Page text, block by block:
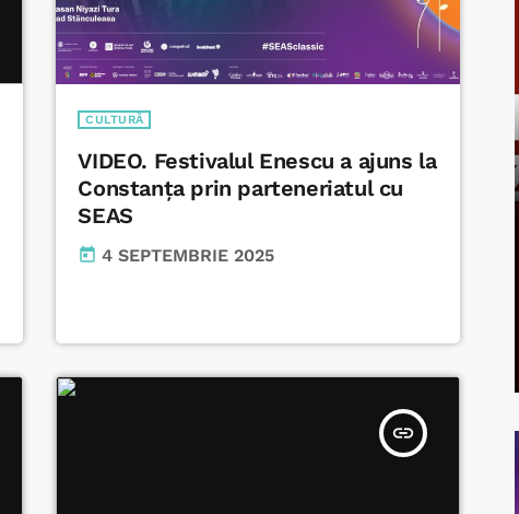
CULTURĂ
VIDEO. Festivalul Enescu a ajuns la
Constanța prin parteneriatul cu
SEAS
today 4 SEPTEMBRIE 2025
insert_link